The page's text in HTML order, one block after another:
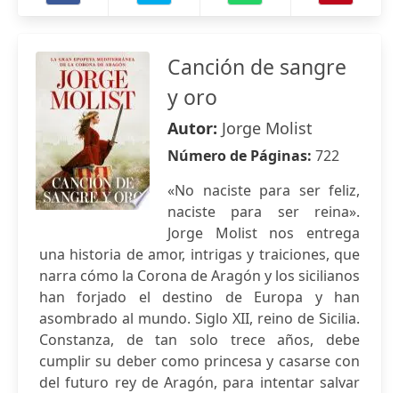
Canción de sangre
y oro
Autor: Jorge Molist
Número de Páginas: 722
«No naciste para ser feliz,
naciste para ser reina».
Jorge Molist nos entrega
una historia de amor, intrigas y traiciones, que
narra cómo la Corona de Aragón y los sicilianos
han forjado el destino de Europa y han
asombrado al mundo. Siglo XII, reino de Sicilia.
Constanza, de tan solo trece años, debe
cumplir su deber como princesa y casarse con
del futuro rey de Aragón, para intentar salvar